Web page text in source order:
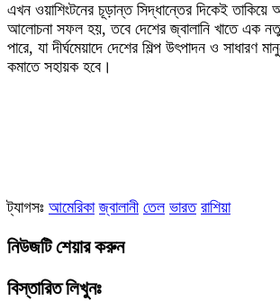
‎এখন ওয়াশিংটনের চূড়ান্ত সিদ্ধান্তের দিকেই
আলোচনা সফল হয়, তবে দেশের জ্বালানি খাতে এক
পারে, যা দীর্ঘমেয়াদে দেশের শিল্প উৎপাদন ও সাধারণ
কমাতে সহায়ক হবে।
ট্যাগসঃ আমেরিকা জ্বালানী তেল ভারত রাশিয়া
নিউজটি শেয়ার করুন
বিস্তারিত লিখুনঃ